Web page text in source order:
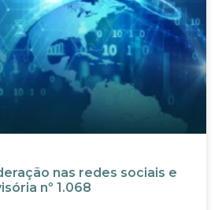
nas redes sociais e
nº 1.068